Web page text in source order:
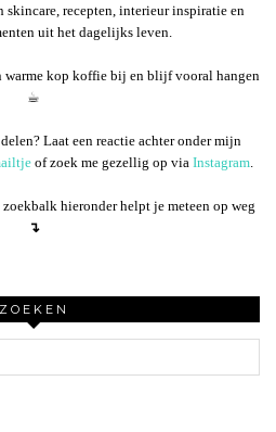
recepten, interieur inspiratie en
uit het dagelijks leven.
warme kop koffie bij en blijf vooral hangen
☕︎
Laat een reactie achter onder mijn
of zoek me gezellig op via Instagram
hieronder helpt je meteen op weg
↴
ZOEKEN